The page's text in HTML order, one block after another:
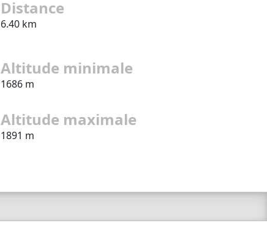
Distance
6.40 km
Altitude minimale
1686 m
Altitude maximale
1891 m